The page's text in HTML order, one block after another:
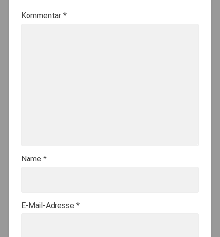
Kommentar *
Name *
E-Mail-Adresse *